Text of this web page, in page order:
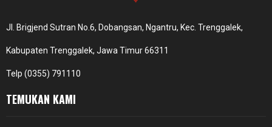
Jl. Brigjend Sutran No.6, Dobangsan, Ngantru, Kec. Trenggalek,
Kabupaten Trenggalek, Jawa Timur 66311
Telp (0355) 791110
TEMUKAN KAMI